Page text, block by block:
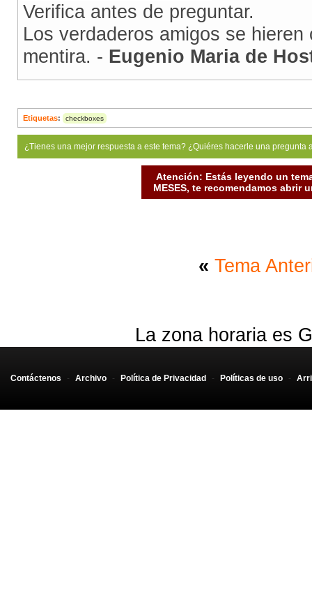
Verifica antes de preguntar.
Los verdaderos amigos se
mentira. - Eugenio Maria de
Etiquetas: checkboxes
¿Tienes una mejor respuesta a este tema? ¿Quiéres hacerle una
Atención: Estás leyendo un
MESES, te recomendamos abrir
« Tema
La zona horaria es
Contáctenos - Archivo - Política de Privacidad - Políticas de uso -